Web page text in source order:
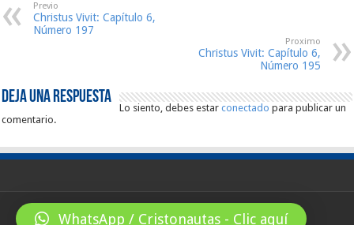
Previo
Christus Vivit: Capítulo 6,
Número 197
Proximo
Christus Vivit: Capítulo 6,
Número 195
Deja una respuesta
Lo siento, debes estarconectado para publicar un
comentario.
WhatsApp / Cristonautas - Clic aquí